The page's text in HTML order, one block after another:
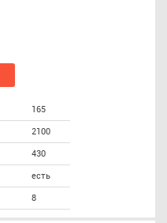
165
2100
430
есть
8